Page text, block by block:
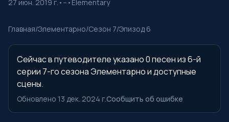
27 июн. 2019 г. • -- • Elementary
Главная/Элементарно/Сезон 7/Эпизод 6
Сейчас в путеводителе указано 0 песен из 6-й
серии 7-го сезона Элементарно и доступные
сцены.
Обновлено 13 дек. 2024 г.Сообщить об ошибке